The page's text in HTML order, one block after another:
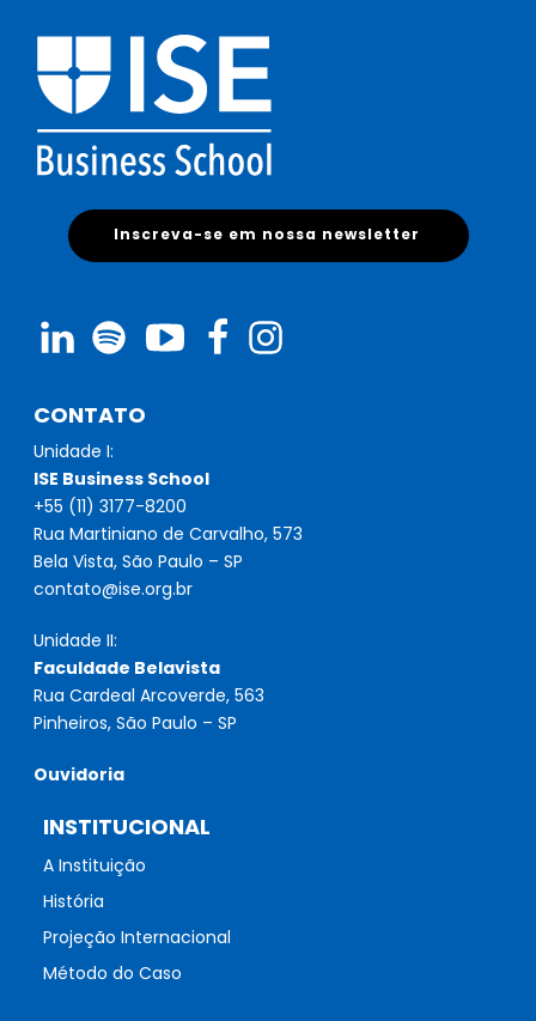
Inscreva-se em nossa newsletter
CONTATO
Unidade I:
ISE Business School
+55 (11) 3177-8200
Rua Martiniano de Carvalho, 573
Bela Vista, São Paulo – SP
contato@ise.org.br
Unidade II:
Faculdade Belavista
Rua Cardeal Arcoverde, 563
Pinheiros, São Paulo – SP
Ouvidoria
INSTITUCIONAL
A Instituição
História
Projeção Internacional
Método do Caso